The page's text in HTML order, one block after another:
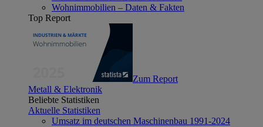
Wohnimmobilien – Daten & Fakten
Top Report
Zum Report
Metall & Elektronik
Beliebte Statistiken
Aktuelle Statistiken
Umsatz im deutschen Maschinenbau 1991-2024